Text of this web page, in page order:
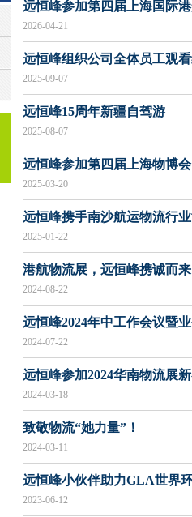
远恒峰参加第四届上海国际
2026-04-21
远恒峰组织公司全体员工观
2025-09-07
远恒峰15周年新疆自驾游
2025-08-07
远恒峰参加第四届上海物博会
2025-03-20
远恒峰携手南沙航运物流行
2025-01-22
港航物流展，远恒峰携诚而
2024-08-22
远恒峰2024年中工作会议暨
2024-07-22
远恒峰参加2024华南物流展
2024-03-18
致敬物流“她力量”！
2024-03-11
远恒峰小伙伴助力GLA世界
2023-06-12